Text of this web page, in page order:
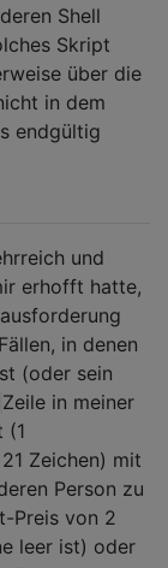
Shell
Skript
über die
in dem
endgültig
und
erhofft hatte,
in denen
(oder sein
Zeile in meiner
(1
Zeichen) mit
Person zu
Preis von 2
leer ist) oder